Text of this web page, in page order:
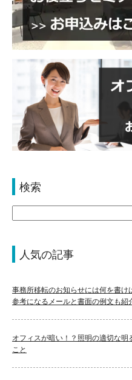
検索
人気の記事
事務所移転のお知らせには何を書け
参考になるメールと書面の例文も紹
オフィスが暗い！？照明の適切な
こと